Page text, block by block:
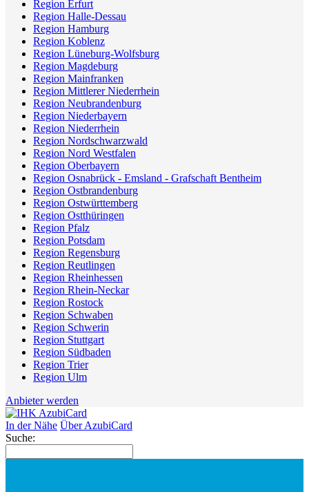
Region Erfurt
Region Halle-Dessau
Region Hamburg
Region Koblenz
Region Lüneburg-Wolfsburg
Region Magdeburg
Region Mainfranken
Region Mittlerer Niederrhein
Region Neubrandenburg
Region Niederbayern
Region Niederrhein
Region Nordschwarzwald
Region Nord Westfalen
Region Oberbayern
Region Osnabrück - Emsland - Grafschaft Bentheim
Region Ostbrandenburg
Region Ostwürttemberg
Region Ostthüringen
Region Pfalz
Region Potsdam
Region Regensburg
Region Reutlingen
Region Rheinhessen
Region Rhein-Neckar
Region Rostock
Region Schwaben
Region Schwerin
Region Stuttgart
Region Südbaden
Region Trier
Region Ulm
Anbieter werden
In der Nähe Über AzubiCard
Suche: